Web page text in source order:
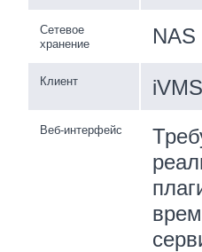
Сетевое
хранение
Клиент
Веб-интерфейс